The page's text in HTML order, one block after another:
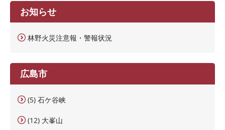
お知らせ
林野火災注意報・警報状況
広島市
(5) 石ケ谷峡
(12) 大峯山